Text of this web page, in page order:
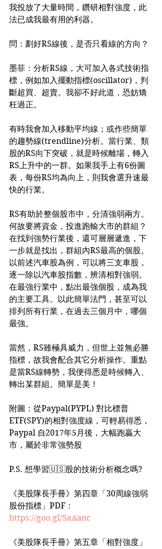
我投放了大量時間，鑽研相對強度，此
法已成我最有用的利器。
問：劃好RS線後，是否只看線的方向？
墨菲：分析RS線，大可加入各式技術指
標，例如加入擺動指標(oscillator)，判
斷超買、超賣。我卻不好此道，恐妨矯
枉過正。
有時我會加入移動平均線；或作些簡單
的趨勢線(trendline)分析。當行業、類
股的RS向下突破，就是時候離場，轉入
RS上升中的一群。如果我手上有6份圖
表，每份RS均為向上，則我會選升速最
快的行業。
RS有助於整個股市中，分清強弱兩方。
何故要將資金，投進跑輸大市的群組？
在找到強勢行業後，還可層層遞進，下
一步就是找出，群組內RS最高的個股。
以前述汽車股為例，可以將三支車股，
逐一除以汽車股指數，辨清相對強弱。
在最強行業中，點出最強個股，成為我
的主要工具。以此簡單法門，甚至可以
排列所有行業，在過去三個月中，哪個
最強。
當然，RS雖極具威力，但世上並無必勝
指標，故我會配合其它分析操作。重點
是當RS線轉勢，我便得悉是時候轉入、
轉出某群組。簡單是美！
附圖：從Paypal(PYPL) 對比標普
ETF(SPY)的相對強度線，可輕易得悉，
Paypal 自2017年5月後，大幅跑贏大
市，屬於非常強勢股
P.S. 想學習🇺🇸股的技術分析概念嗎?
《美股隊長手冊》第四章「30周線強弱
股份指標」PDF：
https://goo.gl/SaAanc
《美股隊長手冊》第五章「相對強度」